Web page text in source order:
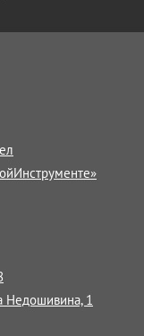
Недошивина, 1